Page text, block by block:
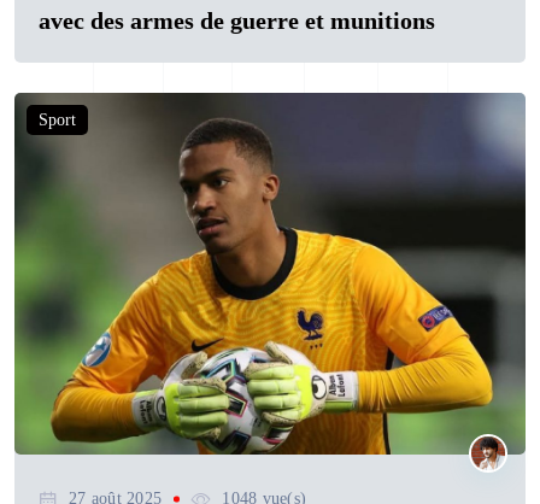
avec des armes de guerre et munitions
Sport
27 août 2025 1048 vue(s)